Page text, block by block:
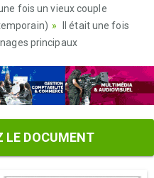
fois un vieux couple
Il était une fois
principaux
LE DOCUMENT